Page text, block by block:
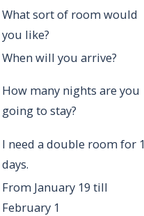
What sort of room would
you like?
When will you arrive?
How many nights are you
going to stay?
I need a double room for
days.
From January 19 till
February 1